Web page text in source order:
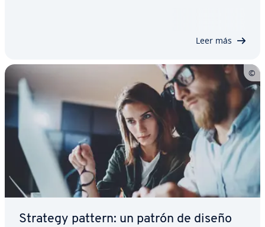
Leer más
Strategy pattern: un patrón de diseño